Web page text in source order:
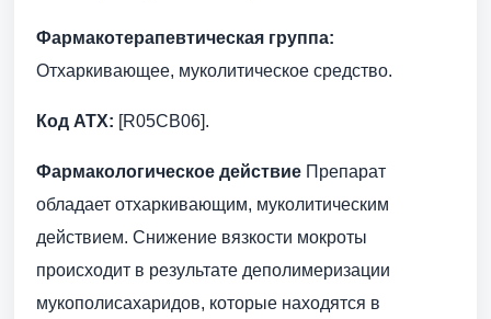
Фармакотерапевтическая группа:
Отхаркивающее, муколитическое средство.
Код АТХ: [R05CB06].
Фармакологическое действие Препарат
обладает отхаркивающим, муколитическим
действием. Снижение вязкости мокроты
происходит в результате деполимеризации
мукополисахаридов, которые находятся в